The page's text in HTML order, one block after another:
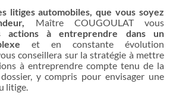
litiges automobiles, que vous soyez
Maître COUGOULAT vous
actions à entreprendre dans un
et en constante évolution
conseillera sur la stratégie à mettre
à entreprendre compte tenu de la
y compris pour envisager une
litige.